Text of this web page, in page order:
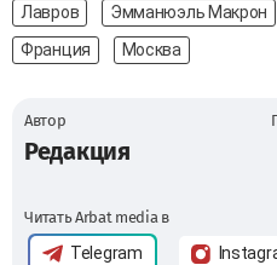
Лавров Эмманюэль Макрон
Франция
Москва
Автор
Редакция
Читать Arbat media в
Telegram